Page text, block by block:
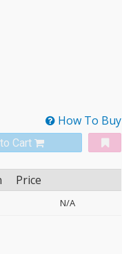
How To Buy
Cart
Price
N/A